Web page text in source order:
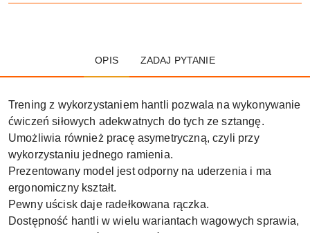
OPIS ZADAJ PYTANIE
Trening z wykorzystaniem hantli pozwala na wykonywanie
ćwiczeń siłowych adekwatnych do tych ze sztangę.
Umożliwia również pracę asymetryczną, czyli przy
wykorzystaniu jednego ramienia.
Prezentowany model jest odporny na uderzenia i ma
ergonomiczny kształt.
Pewny uścisk daje radełkowana rączka.
Dostępność hantli w wielu wariantach wagowych sprawia,